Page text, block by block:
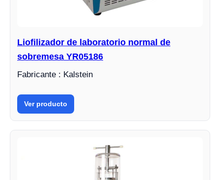
Liofilizador de laboratorio normal de
sobremesa YR05186
Fabricante : Kalstein
Ver producto